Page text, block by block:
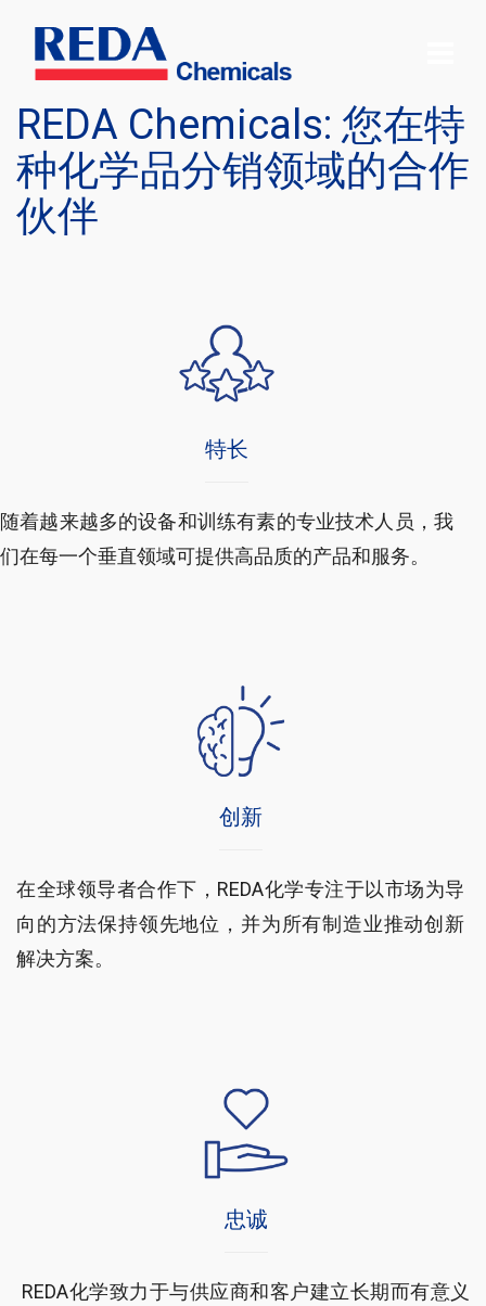
REDA Chemicals: 您在特
种化学品分销领域的合作
伙伴
特长
随着越来越多的设备和训练有素的专业技术人员，我
们在每一个垂直领域可提供高品质的产品和服务。
创新
在全球领导者合作下，REDA化学专注于以市场为导
向的方法保持领先地位，并为所有制造业推动创新
解决方案。
忠诚
REDA化学致力于与供应商和客户建立长期而有意义